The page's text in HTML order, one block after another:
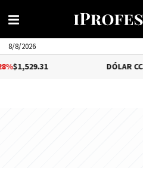
8/8/2026
-1.25%